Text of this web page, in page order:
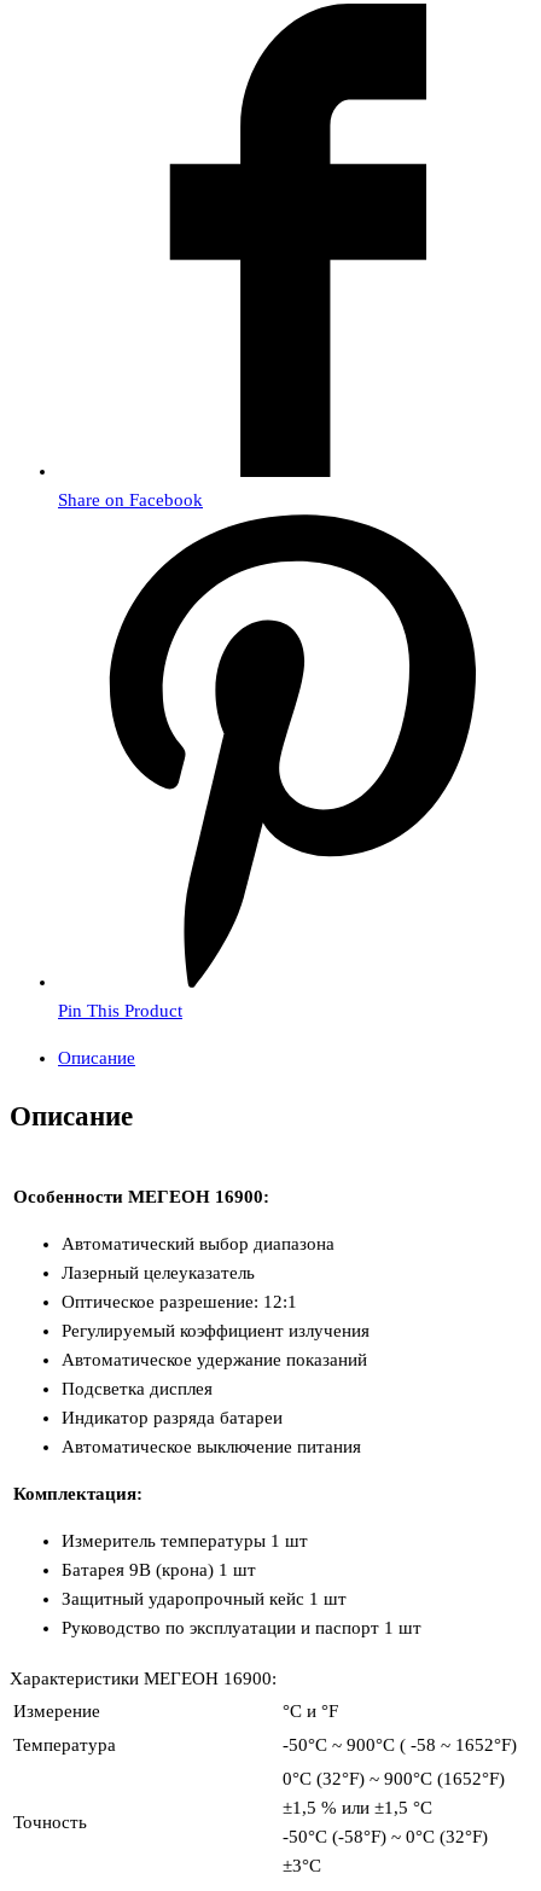
Share on Facebook
Pin This Product
Описание
Описание
Особенности МЕГЕОН 16900:
Автоматический выбор диапазона
Лазерный целеуказатель
Оптическое разрешение: 12:1
Регулируемый коэффициент излучения
Автоматическое удержание показаний
Подсветка дисплея
Индикатор разряда батареи
Автоматическое выключение питания
Комплектация:
Измеритель температуры 1 шт
Батарея 9В (крона) 1 шт
Защитный ударопрочный кейс 1 шт
Руководство по эксплуатации и паспорт 1 шт
Характеристики МЕГЕОН 16900:
Измерение
°С и °F
Температура
-50°С ~ 900°С ( -58 ~ 1652°F)
Точность
0°С (32°F) ~ 900°С (1652°F)
±1,5 % или ±1,5 °С
-50°С (-58°F) ~ 0°С (32°F)
±3°С